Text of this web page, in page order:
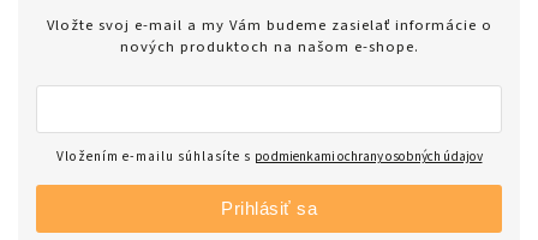
Vložte svoj e-mail a my Vám budeme zasielať informácie o
nových produktoch na našom e-shope.
Vložením e-mailu súhlasíte s podmienkami ochrany osobných údajov
Prihlásiť sa